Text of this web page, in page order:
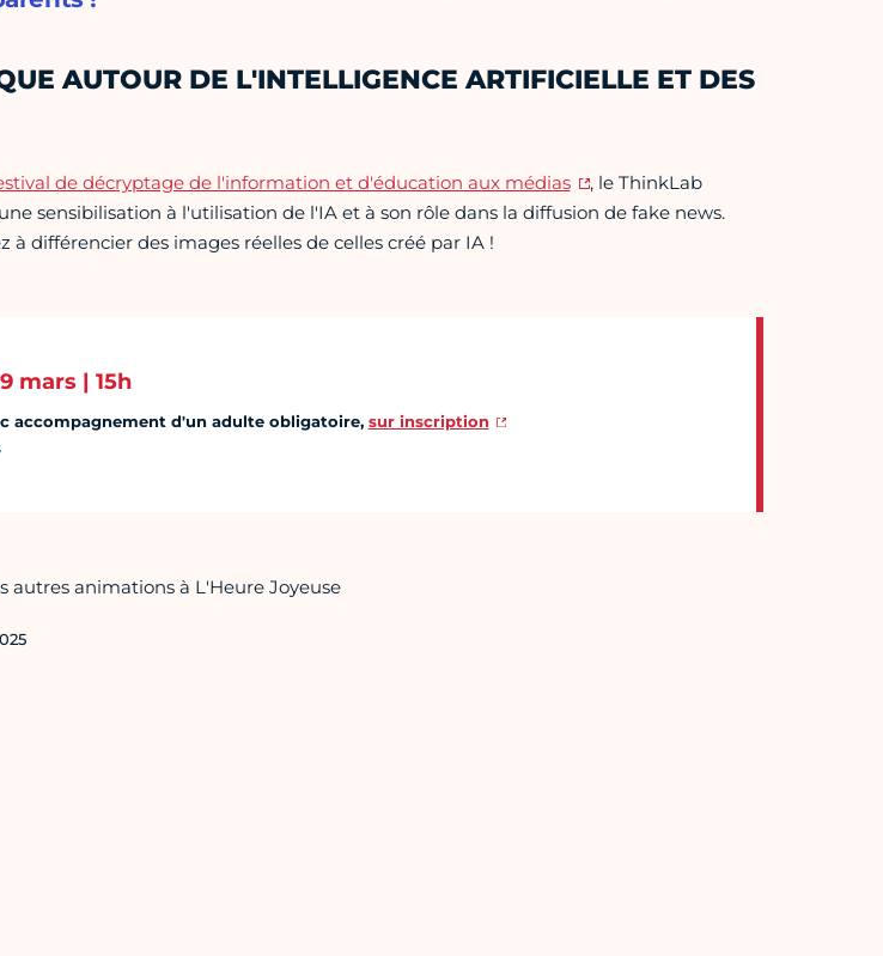
AUTOUR DE L'INTELLIGENCE ARTIFICIELLE ET DES
de décryptage de l'information et d'éducation aux médias
, le ThinkLab
sensibilisation à l'utilisation de l'IA et à son rôle dans la diffusion de fake news.
à différencier des images réelles de celles créé par IA !
mars | 15h
accompagnement d'un adulte obligatoire, sur inscription
autres animations à L'Heure Joyeuse